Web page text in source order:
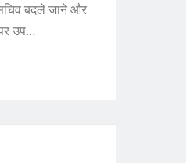
बदले जाने और
उप…